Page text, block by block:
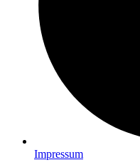
Impressum